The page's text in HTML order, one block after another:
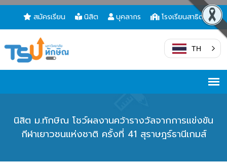
สมัครเรียน นิสิต บุคลากร โรงเรียนสาธิต
TH
นิสิต ม.ทักษิณ โชว์ผลงานคว้ารางวัลจากการแข่งขัน
กีฬาเยาวชนแห่งชาติ ครั้งที่ 41 สุราษฎร์ธานีเกมส์